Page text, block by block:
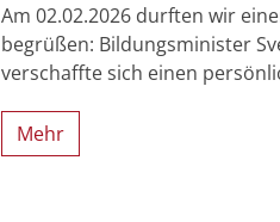
Am 02.02.2026 durften wir
begrüßen: Bildungsminister
verschaffte sich einen
Mehr